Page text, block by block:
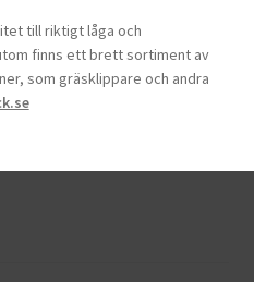
till riktigt låga och
finns ett brett sortiment av
som gräsklippare och andra